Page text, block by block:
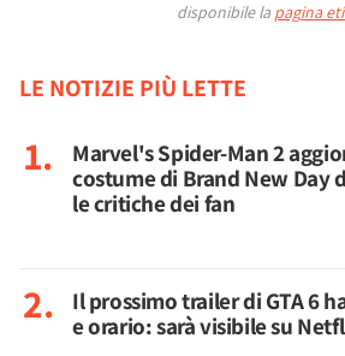
disponibile la pagina
LE NOTIZIE PIÙ LETTE
Marvel's Spider-Man 2
costume di Brand New Day
le critiche dei fan
Il prossimo trailer di GTA 6
e orario: sarà visibile su